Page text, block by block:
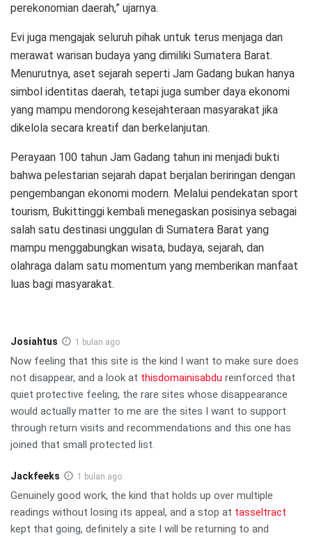
perekonomian daerah,” ujarnya.
Evi juga mengajak seluruh pihak untuk terus menjaga dan
merawat warisan budaya yang dimiliki Sumatera Barat.
Menurutnya, aset sejarah seperti Jam Gadang bukan hanya
simbol identitas daerah, tetapi juga sumber daya ekonomi
yang mampu mendorong kesejahteraan masyarakat jika
dikelola secara kreatif dan berkelanjutan.
Perayaan 100 tahun Jam Gadang tahun ini menjadi bukti
bahwa pelestarian sejarah dapat berjalan beriringan dengan
pengembangan ekonomi modern. Melalui pendekatan sport
tourism, Bukittinggi kembali menegaskan posisinya sebagai
salah satu destinasi unggulan di Sumatera Barat yang
mampu menggabungkan wisata, budaya, sejarah, dan
olahraga dalam satu momentum yang memberikan manfaat
luas bagi masyarakat.
Josiahtus 1 bulan ago
Now feeling that this site is the kind I want to make sure does
not disappear, and a look at thisdomainisabdu reinforced that
quiet protective feeling, the rare sites whose disappearance
would actually matter to me are the sites I want to support
through return visits and recommendations and this one has
joined that small protected list.
Jackfeeks 1 bulan ago
Genuinely good work, the kind that holds up over multiple
readings without losing its appeal, and a stop at tasseltract
kept that going, definitely a site I will be returning to and